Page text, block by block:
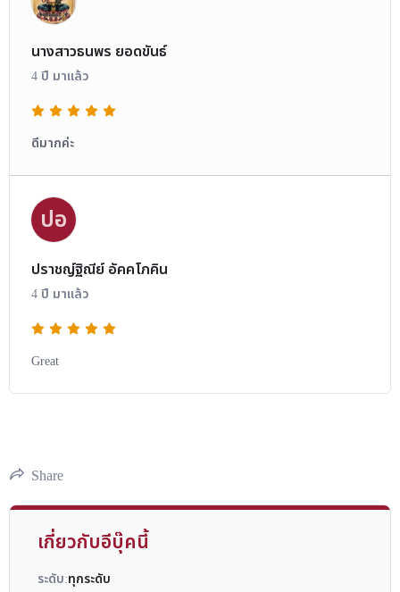
นางสาวธนพร ยอดขันธ์
4 ปี มาแล้ว
ดีมากค่ะ
ปอ
ปราชญ์ฐิณีย์ อัคคโภคิน
4 ปี มาแล้ว
Great
Share
เกี่ยวกับอีบุ๊คนี้
ระดับ:ทุกระดับ